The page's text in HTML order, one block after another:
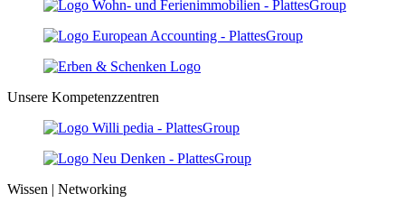
Unsere Kompetenzzentren
Wissen | Networking